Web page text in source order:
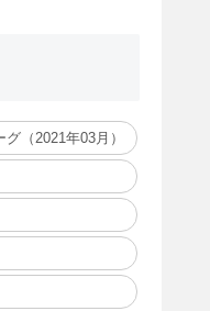
グ（2021年03月）